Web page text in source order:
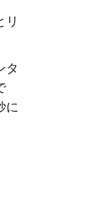
リ
タ
に